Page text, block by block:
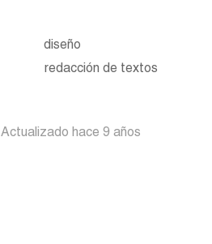
diseño
redacción de textos
Actualizado hace 9 años